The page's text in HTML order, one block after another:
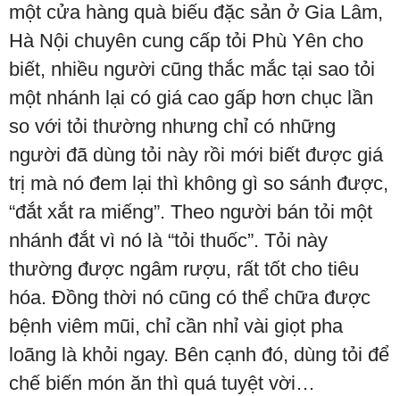
một cửa hàng quà biếu đặc sản ở Gia Lâm,
Hà Nội chuyên cung cấp tỏi Phù Yên cho
biết, nhiều người cũng thắc mắc tại sao tỏi
một nhánh lại có giá cao gấp hơn chục lần
so với tỏi thường nhưng chỉ có những
người đã dùng tỏi này rồi mới biết được giá
trị mà nó đem lại thì không gì so sánh được,
“đắt xắt ra miếng”. Theo người bán tỏi một
nhánh đắt vì nó là “tỏi thuốc”. Tỏi này
thường được ngâm rượu, rất tốt cho tiêu
hóa. Đồng thời nó cũng có thể chữa được
bệnh viêm mũi, chỉ cần nhỉ vài giọt pha
loãng là khỏi ngay. Bên cạnh đó, dùng tỏi để
chế biến món ăn thì quá tuyệt vời…